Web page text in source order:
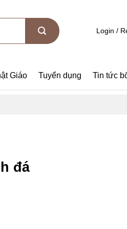
Login /
Giáo Tuyển dụng Tin tức
đá